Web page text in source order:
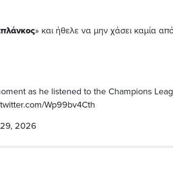
» και ήθελε να μην χάσει καμία
as he listened to the Champions
Wp99bv4Cth
2026